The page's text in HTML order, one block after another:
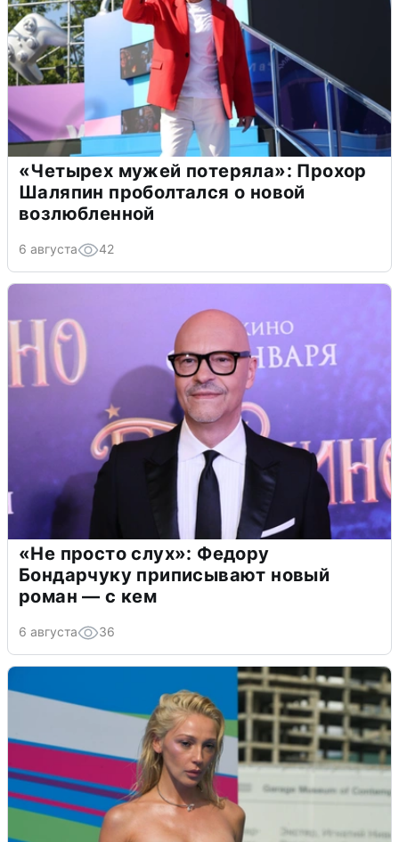
«Четырех мужей потеряла»: Прохор
Шаляпин проболтался о новой
возлюбленной
6 августа 42
«Не просто слух»: Федору
Бондарчуку приписывают новый
роман — с кем
6 августа 36